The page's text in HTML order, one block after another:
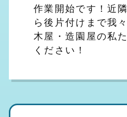
作業開始です！近
ら後片付けまで我
木屋・造園屋の私
ください！